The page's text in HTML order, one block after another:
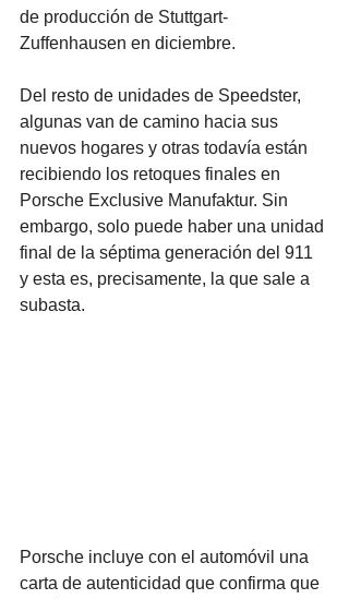
de producción de Stuttgart-
Zuffenhausen en diciembre.
Del resto de unidades de Speedster,
algunas van de camino hacia sus
nuevos hogares y otras todavía están
recibiendo los retoques finales en
Porsche Exclusive Manufaktur. Sin
embargo, solo puede haber una unidad
final de la séptima generación del 911
y esta es, precisamente, la que sale a
subasta.
Porsche incluye con el automóvil una
carta de autenticidad que confirma que